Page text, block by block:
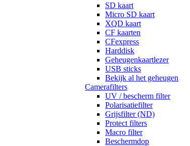
SD kaart
Micro SD kaart
XQD kaart
CF kaarten
CFexpress
Harddisk
Geheugenkaartlezer
USB sticks
Bekijk al het geheugen
Camerafilters
UV / bescherm filter
Polarisatiefilter
Grijsfilter (ND)
Protect filters
Macro filter
Beschermdop